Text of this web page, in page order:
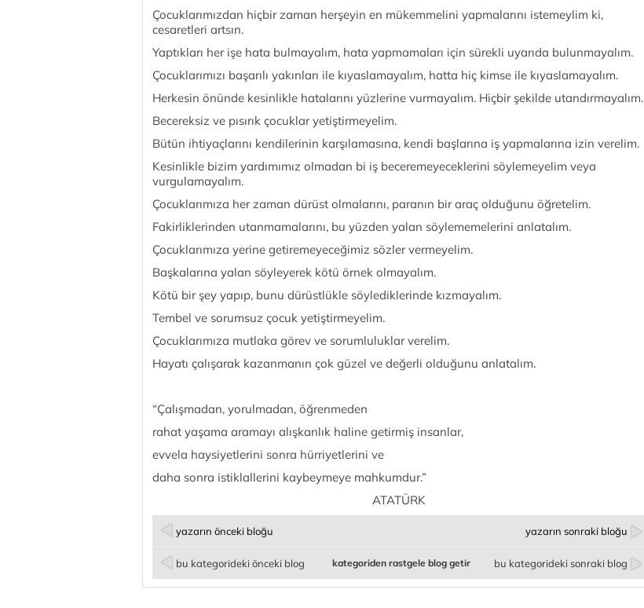
Çocuklarımızdan hiçbir zaman herşeyin en mükemmelini yapmalarını istemeylim ki,
cesaretleri artsın.
Yaptıkları her işe hata bulmayalım, hata yapmamaları için sürekli uyarıda bulunmayalım.
Çocuklarımızı başarılı yakınları ile kıyaslamayalım, hatta hiç kimse ile kıyaslamayalım.
Herkesin önünde kesinlikle hatalarını yüzlerine vurmayalım. Hiçbir şekilde utandırmayalım.
Becereksiz ve pısırık çocuklar yetiştirmeyelim.
Bütün ihtiyaçlarını kendilerinin karşılamasına, kendi başlarına iş yapmalarına izin verelim.
Kesinlikle bizim yardımımız olmadan bi iş beceremeyeceklerini söylemeyelim veya
vurgulamayalım.
Çocuklarımıza her zaman dürüst olmalarını, paranın bir araç olduğunu öğretelim.
Fakirliklerinden utanmamalarını, bu yüzden yalan söylememelerini anlatalım.
Çocuklarımıza yerine getiremeyeceğimiz sözler vermeyelim.
Başkalarına yalan söyleyerek kötü örnek olmayalım.
Kötü bir şey yapıp, bunu dürüstlükle söylediklerinde kızmayalım.
Tembel ve sorumsuz çocuk yetiştirmeyelim.
Çocuklarımıza mutlaka görev ve sorumluluklar verelim.
Hayatı çalışarak kazanmanın çok güzel ve değerli olduğunu anlatalım.
“Çalışmadan, yorulmadan, öğrenmeden
rahat yaşama aramayı alışkanlık haline getirmiş insanlar,
evvela haysiyetlerini sonra hürriyetlerini ve
daha sonra istiklallerini kaybeymeye mahkumdur.”
ATATÜRK
yazarın önceki bloğu yazarın sonraki bloğu
bu kategorideki önceki blog bu kategorideki sonraki blog
kategoriden rastgele blog getir